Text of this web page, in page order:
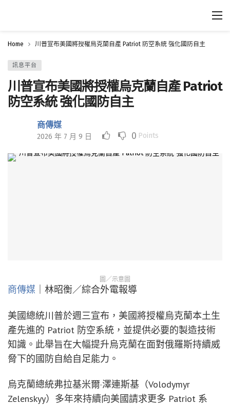
Home 川普宣布美國將授權烏克蘭自產 Patriot 防空系統 強化國防自主
訊息平台
川普宣布美國將授權烏克蘭自產 Patriot
防空系統 強化國防自主
商傳媒
2026 年 7 月 9 日 0 Points
圖／示意圖
商傳媒 ｜林昭衡／綜合外電報導
美國總統川普於週三宣布，美國將授權烏克蘭本土生
產先進的 Patriot 防空系統，並提供必要的製造技術
知識。此舉旨在大幅提升烏克蘭在面對俄羅斯持續威
脅下的國防自給自足能力。
烏克蘭總統弗拉基米爾·澤連斯基（Volodymyr
Zelenskyy）多年來持續向美國請求更多 Patriot 系